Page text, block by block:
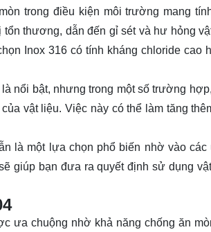
trong điều kiện môi trường mang
thương, dẫn đến gỉ sét và hư hỏng
Inox 316 có tính kháng chloride cao
nổi bật, nhưng trong một số trường
vật liệu. Việc này có thể làm tăng
là một lựa chọn phổ biến nhờ vào
giúp bạn đưa ra quyết định sử dụng
ưa chuộng nhờ khả năng chống ăn